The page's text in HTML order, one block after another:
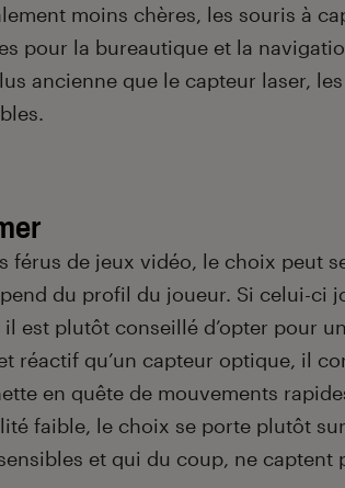
moins chères, les souris à
pour la bureautique et la
ancienne que le capteur laser,
férus de jeux vidéo, le choix peut
du profil du joueur. Si celui-ci
il est plutôt conseillé d’opter pour
réactif qu’un capteur optique, il
en quête de mouvements
faible, le choix se porte plutôt
et qui du coup, ne captent